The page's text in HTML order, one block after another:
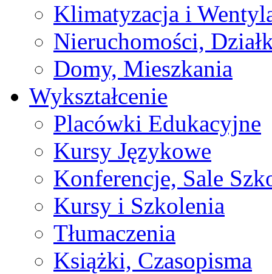
Klimatyzacja i
Nieruchomości,
Domy, Mieszkania
Wykształcenie
Placówki Edukacyjne
Kursy Językowe
Konferencje, Sale
Kursy i Szkolenia
Tłumaczenia
Książki, Czasopisma